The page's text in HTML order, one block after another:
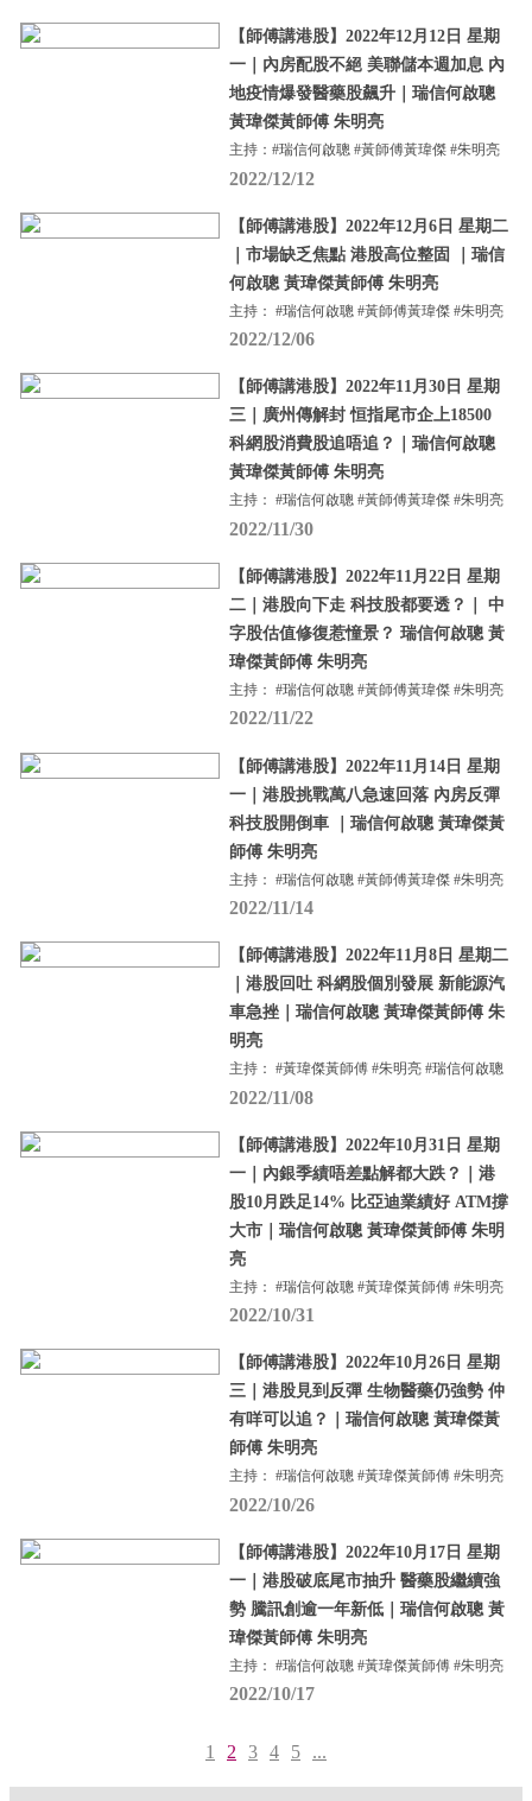
【師傅講港股】2022年12月12日 星期
一｜內房配股不絕 美聯儲本週加息 內
地疫情爆發醫藥股飆升｜瑞信何啟聰
黃瑋傑黃師傅 朱明亮
主持：#瑞信何啟聰 #黃師傅黃瑋傑 #朱明亮
2022/12/12
【師傅講港股】2022年12月6日 星期二
｜市場缺乏焦點 港股高位整固 ｜瑞信
何啟聰 黃瑋傑黃師傅 朱明亮
主持： #瑞信何啟聰 #黃師傅黃瑋傑 #朱明亮
2022/12/06
【師傅講港股】2022年11月30日 星期
三｜廣州傳解封 恒指尾市企上18500
科網股消費股追唔追？｜瑞信何啟聰
黃瑋傑黃師傅 朱明亮
主持： #瑞信何啟聰 #黃師傅黃瑋傑 #朱明亮
2022/11/30
【師傅講港股】2022年11月22日 星期
二｜港股向下走 科技股都要透？｜ 中
字股估值修復惹憧景？ 瑞信何啟聰 黃
瑋傑黃師傅 朱明亮
主持： #瑞信何啟聰 #黃師傅黃瑋傑 #朱明亮
2022/11/22
【師傅講港股】2022年11月14日 星期
一｜港股挑戰萬八急速回落 內房反彈
科技股開倒車 ｜瑞信何啟聰 黃瑋傑黃
師傅 朱明亮
主持： #瑞信何啟聰 #黃師傅黃瑋傑 #朱明亮
2022/11/14
【師傅講港股】2022年11月8日 星期二
｜港股回吐 科網股個別發展 新能源汽
車急挫｜瑞信何啟聰 黃瑋傑黃師傅 朱
明亮
主持： #黃瑋傑黃師傅 #朱明亮 #瑞信何啟聰
2022/11/08
【師傅講港股】2022年10月31日 星期
一｜內銀季績唔差點解都大跌？｜港
股10月跌足14% 比亞迪業績好 ATM撐
大市｜瑞信何啟聰 黃瑋傑黃師傅 朱明
亮
主持： #瑞信何啟聰 #黃瑋傑黃師傅 #朱明亮
2022/10/31
【師傅講港股】2022年10月26日 星期
三｜港股見到反彈 生物醫藥仍強勢 仲
有咩可以追？｜瑞信何啟聰 黃瑋傑黃
師傅 朱明亮
主持： #瑞信何啟聰 #黃瑋傑黃師傅 #朱明亮
2022/10/26
【師傅講港股】2022年10月17日 星期
一｜港股破底尾市抽升 醫藥股繼續強
勢 騰訊創逾一年新低｜瑞信何啟聰 黃
瑋傑黃師傅 朱明亮
主持： #瑞信何啟聰 #黃瑋傑黃師傅 #朱明亮
2022/10/17
1 2 3 4 5 ...